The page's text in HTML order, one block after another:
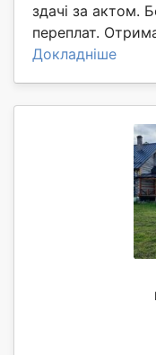
здачі за актом.
переплат.
Докладніше